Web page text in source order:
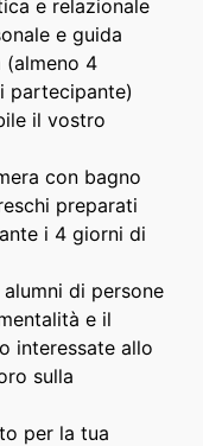
e relazionale
e guida
4
partecipante)
il vostro
con bagno
preparati
i 4 giorni di
di persone
e il
interessate allo
sulla
per la tua